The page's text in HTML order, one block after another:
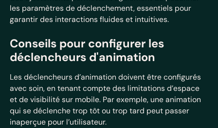
les paramètres de déclenchement, essentiels pour
garantir des interactions fluides et intuitives.
Conseils pour configurer les
déclencheurs d'animation
Les déclencheurs d’animation doivent être configurés
avec soin, en tenant compte des limitations d’espace
et de visibilité sur mobile. Par exemple, une animation
qui se déclenche trop tôt ou trop tard peut passer
inaperçue pour l’utilisateur.